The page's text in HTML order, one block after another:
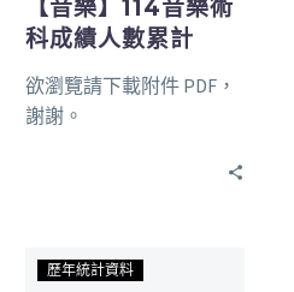
【音樂】114音樂術
科成績人數累計
欲瀏覽請下載附件 PDF，
謝謝。
歷年統計資料